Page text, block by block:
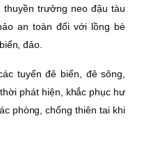
trưởng neo đậu tàu
an toàn đối với lồng bè
đảo.
tuyến đê biển, đê sông,
phát hiện, khắc phục hư
phòng, chống thiên tai khi